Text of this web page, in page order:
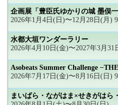
企画展「豊臣氏ゆかりの城 墨俣
2026年1月4日(日)〜12月28日(月)
水都大垣ワンダーラリー
2026年4月10日(金)〜2027年3月31
Asobeats Summer Challenge
2026年7月17日(金)〜8月16日(日)
まいばら・ながはま×せきがはら